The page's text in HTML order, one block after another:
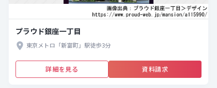
プラウド銀座一丁目
東京メトロ「新富町」駅徒歩3分
詳細を見る 資料請求